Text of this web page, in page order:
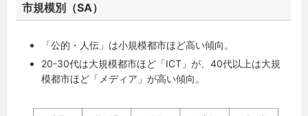
市規模別（SA）
「公的・人伝」は小規模都市ほど高い傾向。
20-30代は大規模都市ほど「ICT」が、40代以上は大規
模都市ほど「メディア」が高い傾向。